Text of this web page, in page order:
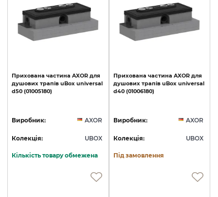
Прихована частина AXOR для
душових трапів uBox universal
d50 (01005180)
Виробник: AXOR
Колекція: UBOX
Кількість товару обмежена
Прихована частина AXOR для
душових трапів uBox universal
d40 (01006180)
Виробник: AXOR
Колекція: UBOX
Під замовлення